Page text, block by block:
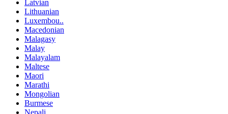
Latvian
Lithuanian
Luxembou..
Macedonian
Malagasy
Malay
Malayalam
Maltese
Maori
Marathi
Mongolian
Burmese
Nepali